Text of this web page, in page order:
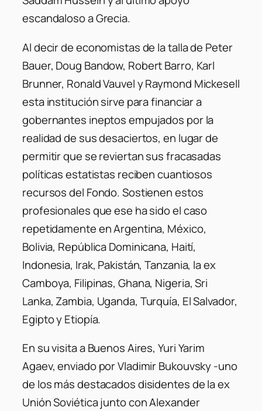
escandaloso a Grecia.
Al decir de economistas de la talla de Peter
Bauer, Doug Bandow, Robert Barro, Karl
Brunner, Ronald Vauvel y Raymond Mickesell
esta institución sirve para financiar a
gobernantes ineptos empujados por la
realidad de sus desaciertos, en lugar de
permitir que se reviertan sus fracasadas
políticas estatistas reciben cuantiosos
recursos del Fondo. Sostienen estos
profesionales que ese ha sido el caso
repetidamente en Argentina, México,
Bolivia, República Dominicana, Haití,
Indonesia, Irak, Pakistán, Tanzania, la ex
Camboya, Filipinas, Ghana, Nigeria, Sri
Lanka, Zambia, Uganda, Turquía, El Salvador,
Egipto y Etiopía.
En su visita a Buenos Aires, Yuri Yarim
Agaev, enviado por Vladimir Bukouvsky -uno
de los más destacados disidentes de la ex
Unión Soviética junto con Alexander